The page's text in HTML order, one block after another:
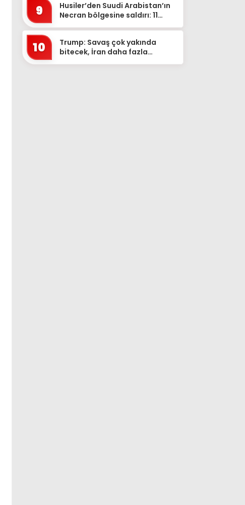
9
Husiler’den Suudi Arabistan’ın
Necran bölgesine saldırı: 11
10
Trump: Savaş çok yakında
bitecek, İran daha fazla